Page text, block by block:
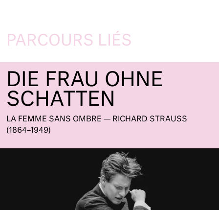
PARCOURS LIÉS
DIE FRAU OHNE
SCHATTEN
LA FEMME SANS OMBRE — RICHARD STRAUSS
(1864–1949)